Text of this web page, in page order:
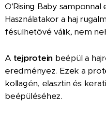
O'Rising Baby
Használatakor a haj
fésülhetôvé válik, nem
A tejprotein beépül a
eredményez. Ezek a
kollagén, elasztin és
beépüléséhez.